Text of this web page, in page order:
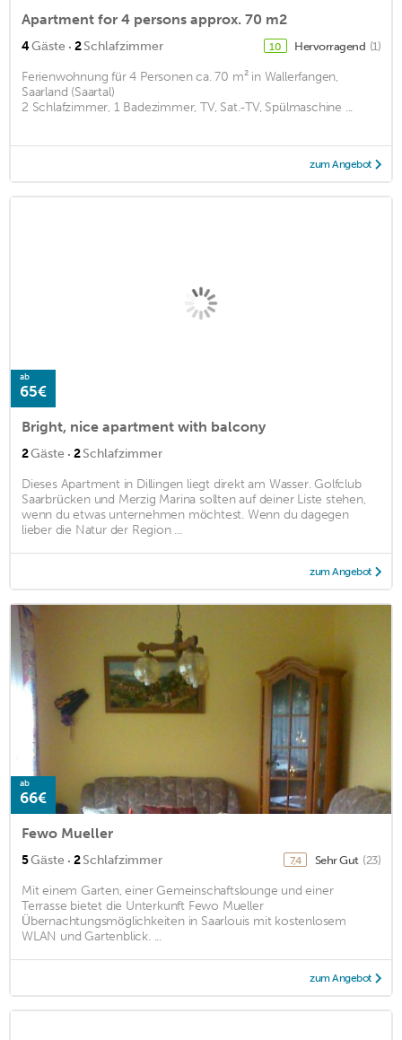
Apartment for 4 persons approx. 70 m2
4Gäste · 2Schlafzimmer 10 Hervorragend (1)
Ferienwohnung für 4 Personen ca. 70 m² in Wallerfangen,
Saarland (Saartal)
2 Schlafzimmer, 1 Badezimmer, TV, Sat.-TV, Spülmaschine ...
zum Angebot
ab
65€
Bright, nice apartment with balcony
2Gäste · 2Schlafzimmer
Dieses Apartment in Dillingen liegt direkt am Wasser. Golfclub
Saarbrücken und Merzig Marina sollten auf deiner Liste stehen,
wenn du etwas unternehmen möchtest. Wenn du dagegen
lieber die Natur der Region ...
zum Angebot
ab
66€
Fewo Mueller
5Gäste · 2Schlafzimmer 7,4 Sehr Gut (23)
Mit einem Garten, einer Gemeinschaftslounge und einer
Terrasse bietet die Unterkunft Fewo Mueller
Übernachtungsmöglichkeiten in Saarlouis mit kostenlosem
WLAN und Gartenblick. ...
zum Angebot